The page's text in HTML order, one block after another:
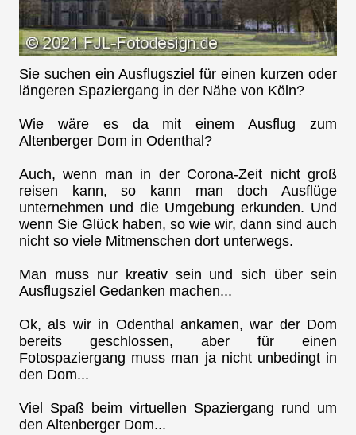
Sie suchen ein Ausflugsziel für einen kurzen oder
längeren Spaziergang in der Nähe von Köln?
Wie wäre es da mit einem Ausflug zum
Altenberger Dom in Odenthal?
Auch, wenn man in der Corona-Zeit nicht groß
reisen kann, so kann man doch Ausflüge
unternehmen und die Umgebung erkunden. Und
wenn Sie Glück haben, so wie wir, dann sind auch
nicht so viele Mitmenschen dort unterwegs.
Man muss nur kreativ sein und sich über sein
Ausflugsziel Gedanken machen...
Ok, als wir in Odenthal ankamen, war der Dom
bereits geschlossen, aber für einen
Fotospaziergang muss man ja nicht unbedingt in
den Dom...
Viel Spaß beim virtuellen Spaziergang rund um
den Altenberger Dom...